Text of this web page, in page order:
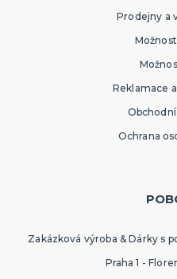
Prodejny a
Reklamace
Ochrana
Zakázková výroba & Dárky s
Praha 1 -